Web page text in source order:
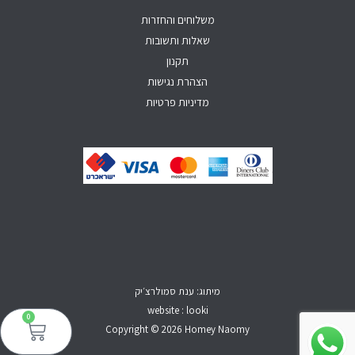
0
משלוחים והחזרות
שאלות ותשובות
תקנון
הצהרת נגישות
מדיניות פרטיות
מיתוג: ענת סמולרצ׳יק
website : looki
Copyright © 2026 Homey Naomy